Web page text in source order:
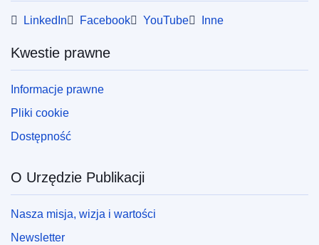
LinkedIn Facebook YouTube Inne
Kwestie prawne
Informacje prawne
Pliki cookie
Dostępność
O Urzędzie Publikacji
Nasza misja, wizja i wartości
Newsletter